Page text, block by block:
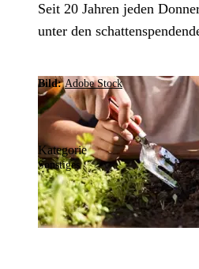
Seit 20 Jahren jeden
unter den
Bild:Adobe Stock
Kategorie
Sonstiges